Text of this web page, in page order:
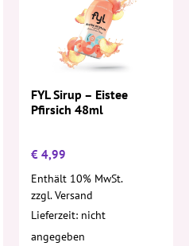
FYL Sirup – Eistee
Pfirsich 48ml
€ 4,99
Enthält 10% MwSt.
zzgl.Versand
Lieferzeit: nicht
angegeben